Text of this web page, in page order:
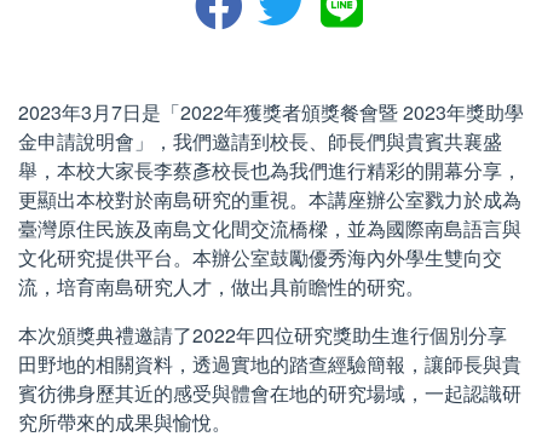
2023年3月7日是「2022年獲獎者頒獎餐會暨 2023年獎助學
金申請說明會」，我們邀請到校長、師長們與貴賓共襄盛
舉，本校大家長李蔡彥校長也為我們進行精彩的開幕分享，
更顯出本校對於南島研究的重視。本講座辦公室戮力於成為
臺灣原住民族及南島文化間交流橋樑，並為國際南島語言與
文化研究提供平台。本辦公室鼓勵優秀海內外學生雙向交
流，培育南島研究人才，做出具前瞻性的研究。
本次頒獎典禮邀請了2022年四位研究獎助生進行個別分享
田野地的相關資料，透過實地的踏查經驗簡報，讓師長與貴
賓彷彿身歷其近的感受與體會在地的研究場域，一起認識研
究所帶來的成果與愉悅。